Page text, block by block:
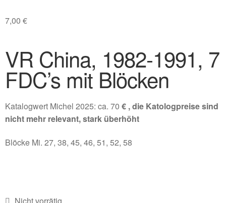
7,00 €
VR China, 1982-1991, 7
FDC’s mit Blöcken
Katalogwert Michel 2025: ca. 70 € , die Katologpreise sind
nicht mehr relevant, stark überhöht
Blöcke Mi. 27, 38, 45, 46, 51, 52, 58
Nicht vorrätig